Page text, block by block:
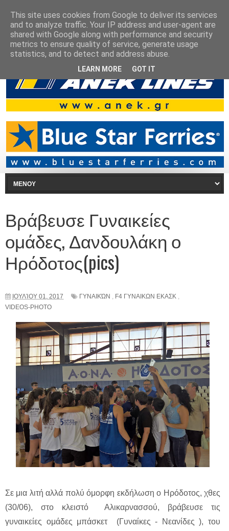
Βράβευσε Γυναικείες
ομάδες, Δανδουλάκη ο
Ηρόδοτος(pics)
ΙΟΥΛΊΟΥ 01, 2017 ΓΥΝΑΙΚΏΝ , F4 ΓΥΝΑΙΚΩΝ ΕΚΑΣΚ ,
VIDEOS-PHOTO
Σε μια λιτή αλλά πολύ όμορφη εκδήλωση ο Ηρόδοτος, χθες
(30/06), στο κλειστό Αλικαρνασσού, βράβευσε τις
γυναικείες ομάδες μπάσκετ (Γυναίκες - Νεανίδες ), του
This site uses cookies from Google to deliver its services
and to analyze traffic. Your IP address and user-agent are
shared with Google along with performance and security
metrics to ensure quality of service, generate usage
statistics, and to detect and address abuse.
LEARN MORE GOT IT